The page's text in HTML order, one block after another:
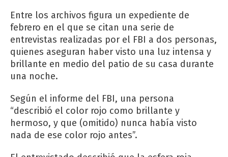
Entre los archivos figura un expediente de
febrero en el que se citan una serie de
entrevistas realizadas por el FBI a dos personas,
quienes aseguran haber visto una luz intensa y
brillante en medio del patio de su casa durante
una noche.
Según el informe del FBI, una persona
“describió el color rojo como brillante y
hermoso, y que (omitido) nunca había visto
nada de ese color rojo antes”.